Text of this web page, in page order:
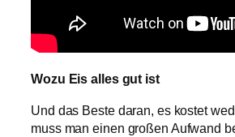
Wozu Eis alles gut ist
Und das Beste daran, es kostet
muss man einen großen Aufwand